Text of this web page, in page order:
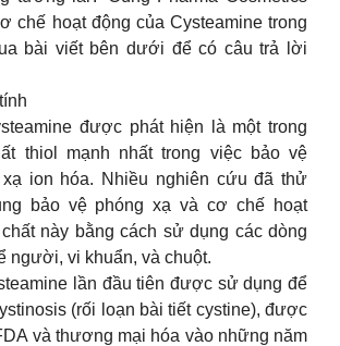
chế hoạt động của Cysteamine trong
bài viết bên dưới để có câu trả lời
được phát hiện là một trong
thiol mạnh nhất trong việc bảo vệ
ion hóa. Nhiều nghiên cứu đã thử
bảo vệ phóng xạ và cơ chế hoạt
này bằng cách sử dụng các dòng
người, vi khuẩn, và chuột.
lần đầu tiên được sử dụng để
(rối loạn bài tiết cystine), được
và thương mại hóa vào những năm